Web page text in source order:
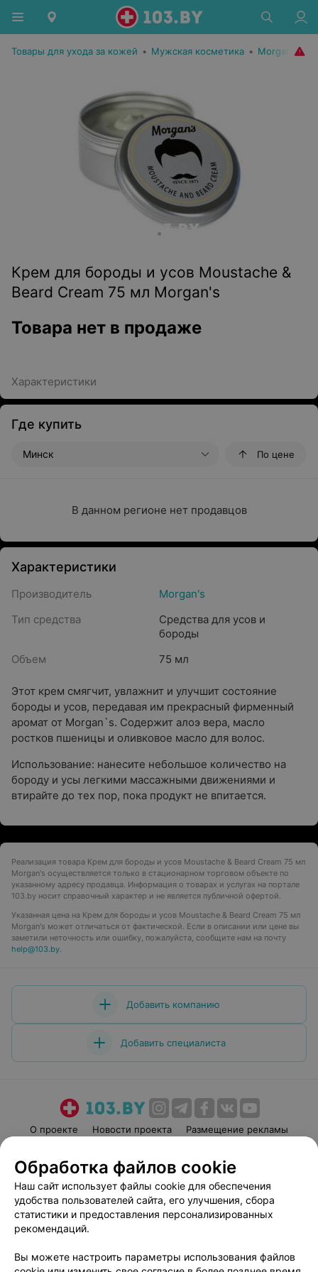
Товары для ухода за кожей • Мужская косметика • Morgan's
Крем для бороды и усов Moustache &
Beard Cream 75 мл Morgan's
Товара нет в продаже
Характеристики
Где купить
Минск По цене
В данном регионе нет продавцов
Характеристики
Производитель
Morgan's
Тип средства
Средства для усов и
бороды
Объем
75 мл
Этот крем смягчит, увлажнит и улучшит состояние
бороды и усов, передавая им прекрасный фирменный
аромат от Morgan`s. Содержит алоэ вера, масло
ростков пшеницы и оливковое масло для волос.
Использование: нанесите небольшое количество на
бороду и усы легкими массажными движениями и
втирайте до тех пор, пока продукт не впитается.
Реализация товара Крем для бороды и усов Moustache & Beard Cream 75 мл
Morgan's осуществляется только в стационарном торговом объекте по
указанному адресу продавца. Информация о товарах и услугах на портале
103.by носит справочный характер и не является публичной офертой.
Указанная цена на Крем для бороды и усов Moustache & Beard Cream 75 мл
Morgan's может отличаться от фактической. Если в описании или цене вы
заметили неточность или ошибку, пожалуйста, сообщите нам на почту
help@103.by.
Добавить компанию
Добавить специалиста
О проекте Новости проекта
Размещение рекламы
Пользовательское соглашение
Способы оплаты
Вакансии
Партнеры
Написать руководителю 103.by
Обработка персональных данных
Обработка файлов cookie
Наш сайт использует файлы cookie для обеспечения
удобства пользователей сайта, его улучшения, сбора
статистики и предоставления персонализированных
рекомендаций.
Вы можете настроить параметры использования файлов